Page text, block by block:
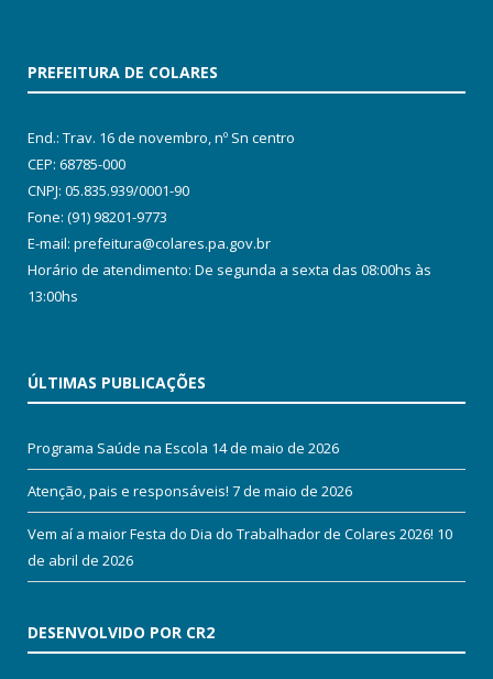
PREFEITURA DE COLARES
End.: Trav. 16 de novembro, nº Sn centro
CEP: 68785-000
CNPJ: 05.835.939/0001-90
Fone: (91) 98201-9773
E-mail: prefeitura@colares.pa.gov.br
Horário de atendimento: De segunda a sexta das 08:00hs às
13:00hs
ÚLTIMAS PUBLICAÇÕES
Programa Saúde na Escola 14 de maio de 2026
Atenção, pais e responsáveis! 7 de maio de 2026
Vem aí a maior Festa do Dia do Trabalhador de Colares 2026! 10
de abril de 2026
DESENVOLVIDO POR CR2